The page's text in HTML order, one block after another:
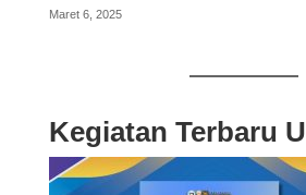
Maret 6, 2025
Kegiatan Terbaru